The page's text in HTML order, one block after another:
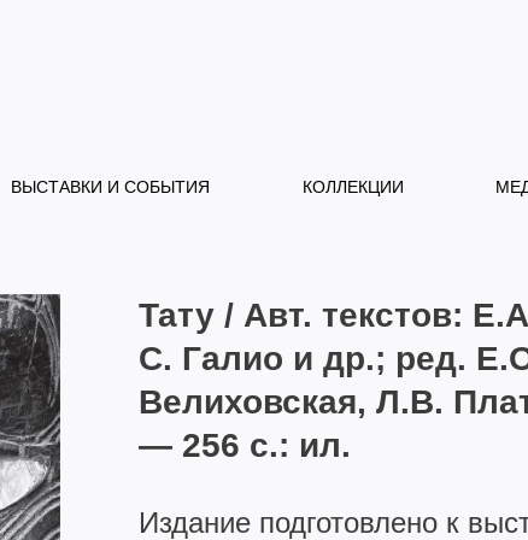
ВЫСТАВКИ И СОБЫТИЯ КОЛЛЕКЦИИ
Тату / Авт. текстов:
С. Галио и др.; ред.
Велиховская, Л.В.
— 256 с.: ил.
Издание подготовлено к